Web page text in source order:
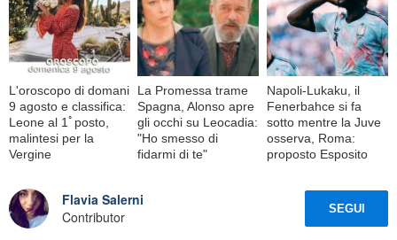
L'oroscopo di domani
9 agosto e classifica:
Leone al 1ﾟposto,
malintesi per la
Vergine
La Promessa trame
Spagna, Alonso apre
gli occhi su Leocadia:
"Ho smesso di
fidarmi di te"
Napoli-Lukaku, il
Fenerbahce si fa
sotto mentre la Juve
osserva, Roma:
proposto Esposito
Flavia Salerni
Contributor
SEGUI